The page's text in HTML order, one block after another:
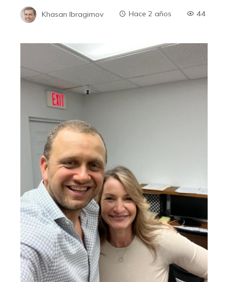
Khasan Ibragimov Hace 2 años 44